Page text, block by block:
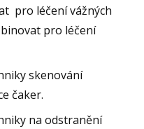
pro léčení vážných
pro léčení
skenování
čaker.
na odstranění